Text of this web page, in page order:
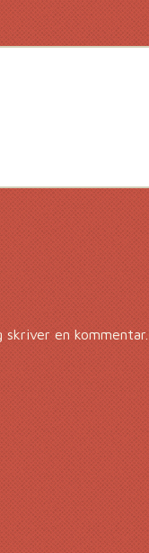
en kommentar.